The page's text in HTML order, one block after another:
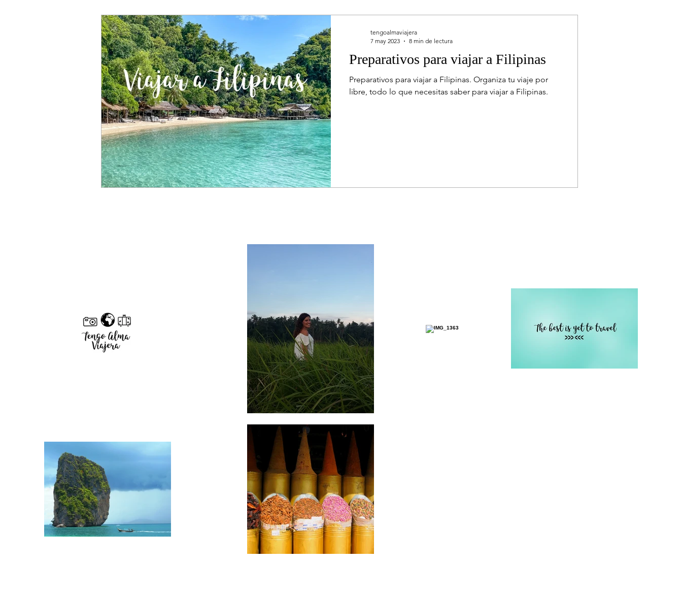
Preparativos para viajar a Filipinas
Preparativos para viajar a Filipinas. Organiza tu viaje por
libre, todo lo que necesitas saber para viajar a Filipinas.
tengoalmaviajera
7 may 2023
8 min de lectura